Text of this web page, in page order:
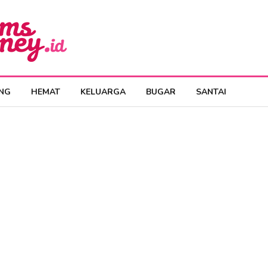
HEMAT KELUARGA BUGAR SANTAI